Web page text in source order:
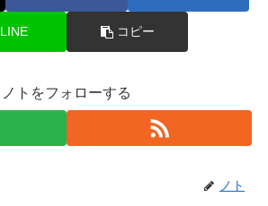
LINE コピー
ノトをフォローする
ノト